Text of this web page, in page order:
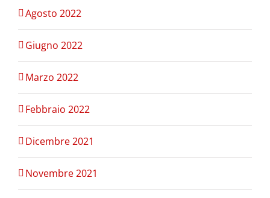
Agosto 2022
Giugno 2022
Marzo 2022
Febbraio 2022
Dicembre 2021
Novembre 2021